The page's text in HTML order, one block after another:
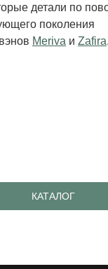
детали по
поколения
Meriva и Zafira
КАТАЛОГ